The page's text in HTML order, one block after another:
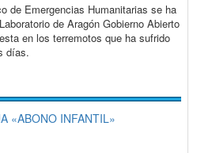
Emergencias Humanitarias se ha
de Aragón Gobierno Abierto
en los terremotos que ha sufrido
días.
«ABONO INFANTIL»